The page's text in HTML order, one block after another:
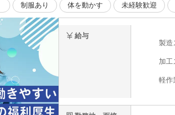
制服あり 体を動かす 未経験歓迎
給与
製造
加工
軽作